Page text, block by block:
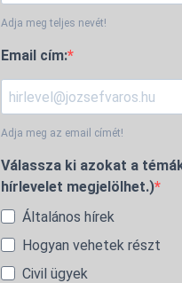
Adja meg teljes nevét!
Email cím:
Adja meg az email címét!
Válassza ki azokat a
hírlevelet megjelölhet.)
Általános hírek
Hogyan vehetek részt
Civil ügyek